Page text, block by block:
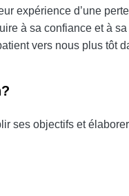
expérience d’une
à sa confiance et à
vers nous plus tôt
ses objectifs et